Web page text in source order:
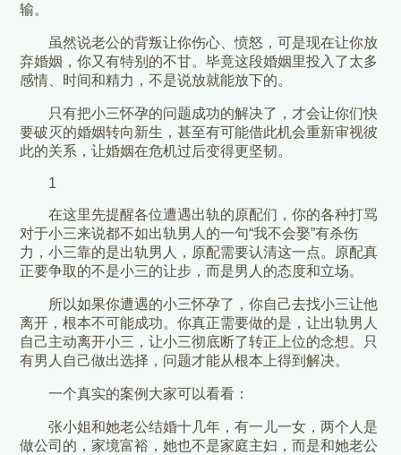
输。
虽然说老公的背叛让你伤心、愤怒，可是现在让你放
弃婚姻，你又有特别的不甘。毕竟这段婚姻里投入了太多
感情、时间和精力，不是说放就能放下的。
只有把小三怀孕的问题成功的解决了，才会让你们快
要破灭的婚姻转向新生，甚至有可能借此机会重新审视彼
此的关系，让婚姻在危机过后变得更坚韧。
1
在这里先提醒各位遭遇出轨的原配们，你的各种打骂
对于小三来说都不如出轨男人的一句“我不会娶”有杀伤
力，小三靠的是出轨男人，原配需要认清这一点。原配真
正要争取的不是小三的让步，而是男人的态度和立场。
所以如果你遭遇的小三怀孕了，你自己去找小三让他
离开，根本不可能成功。你真正需要做的是，让出轨男人
自己主动离开小三，让小三彻底断了转正上位的念想。只
有男人自己做出选择，问题才能从根本上得到解决。
一个真实的案例大家可以看看：
张小姐和她老公结婚十几年，有一儿一女，两个人是
做公司的，家境富裕，她也不是家庭主妇，而是和她老公